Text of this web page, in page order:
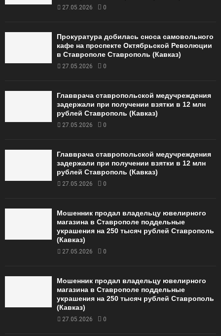
27.05.2026 0
Прокуратура добилась сноса самовольного
кафе на проспекте Октябрьской Революции
в Ставрополе Ставрополь (Кавказ)
27.05.2026 0
Главврача ставропольской медучреждения
задержали при получении взятки в 12 млн
рублей Ставрополь (Кавказ)
27.05.2026 0
Главврача ставропольской медучреждения
задержали при получении взятки в 12 млн
рублей Ставрополь (Кавказ)
27.05.2026 0
Мошенник продал владельцу ювелирного
магазина в Ставрополе поддельные
украшения на 250 тысяч рублей Ставрополь
(Кавказ)
27.05.2026 0
Мошенник продал владельцу ювелирного
магазина в Ставрополе поддельные
украшения на 250 тысяч рублей Ставрополь
(Кавказ)
27.05.2026 0